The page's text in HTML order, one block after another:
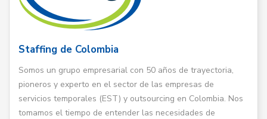
Staffing de Colombia
Somos un grupo empresarial con 50 años de trayectoria,
pioneros y experto en el sector de las empresas de
servicios temporales (EST) y outsourcing en Colombia. Nos
tomamos el tiempo de entender las necesidades de